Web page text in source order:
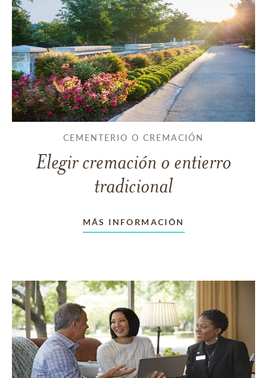
CEMENTERIO O CREMACIÓN
Elegir cremación o entierro
tradicional
MÁS INFORMACIÓN